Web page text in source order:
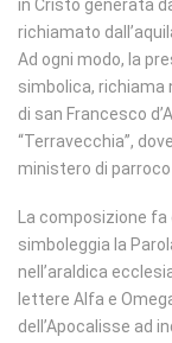
in Cristo generata
richiamato
Ad ogni modo, la
simbolica, richiama
di san Francesco
“Terravecchia”,
ministero di parroco
La composizione
simboleggia la
nell’araldica
lettere Alfa e
dell’Apocalisse ad